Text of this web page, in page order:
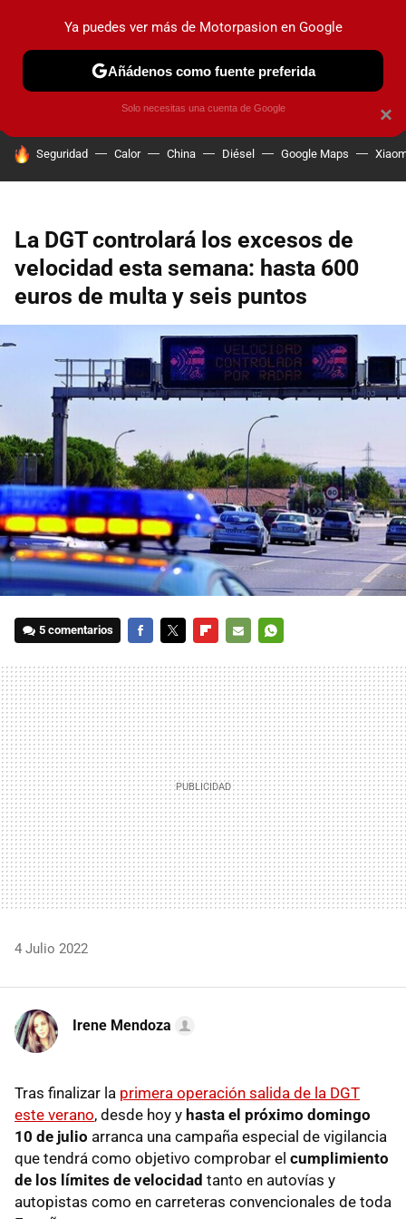
PRUEBAS COCHES ELÉCTRICOS OBSERVATORIO
HOY SE HABLA DE
Seguridad Calor China Diésel Google Maps
La DGT controlará los excesos de
velocidad esta semana: hasta 600
euros de multa y seis puntos
5 comentarios
MAIL
4 Julio 2022
Irene Mendoza
Tras finalizar la primera operación salida de la DGT
este verano, desde hoy y hasta el próximo domingo
10 de julio arranca una campaña especial de vigilancia
que tendrá como objetivo comprobar el cumplimiento
de los límites de velocidad tanto en autovías y
autopistas como en carreteras convencionales de toda
×
Ya puedes ver más de Motorpasion en Google
Añádenos como fuente preferida
Solo necesitas una cuenta de Google